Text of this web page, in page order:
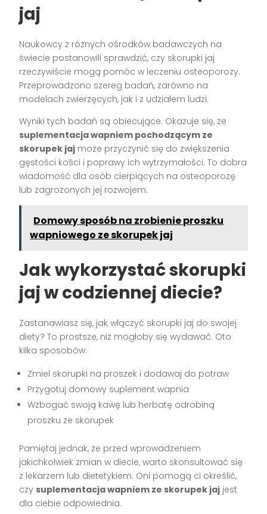
jaj
Naukowcy z różnych ośrodków badawczych na
świecie postanowili sprawdzić, czy skorupki jaj
rzeczywiście mogą pomóc w leczeniu osteoporozy.
Przeprowadzono szereg badań, zarówno na
modelach zwierzęcych, jak i z udziałem ludzi.
Wyniki tych badań są obiecujące. Okazuje się, że
suplementacja wapniem pochodzącym ze
skorupek jaj może przyczynić się do zwiększenia
gęstości kości i poprawy ich wytrzymałości. To dobra
wiadomość dla osób cierpiących na osteoporozę
lub zagrożonych jej rozwojem.
Domowy sposób na zrobienie proszku
wapniowego ze skorupek jaj
Jak wykorzystać skorupki
jaj w codziennej diecie?
Zastanawiasz się, jak włączyć skorupki jaj do swojej
diety? To prostsze, niż mogłoby się wydawać. Oto
kilka sposobów:
Zmiel skorupki na proszek i dodawaj do potraw
Przygotuj domowy suplement wapnia
Wzbogać swoją kawę lub herbatę odrobiną
proszku ze skorupek
Pamiętaj jednak, że przed wprowadzeniem
jakichkolwiek zmian w diecie, warto skonsultować się
z lekarzem lub dietetykiem. Oni pomogą ci określić,
czy suplementacja wapniem ze skorupek jaj jest
dla ciebie odpowiednia.